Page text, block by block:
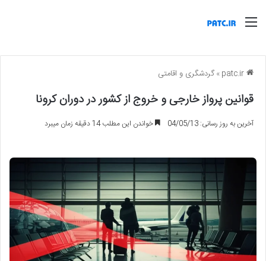
منو
»گردشگری و اقامتی
قوانین پرواز خارجی و خروج از کشور در دوران کرونا
آخرین به روز رسانی: 04/05/13 خواندن این مطلب 14 دقیقه زمان میبرد